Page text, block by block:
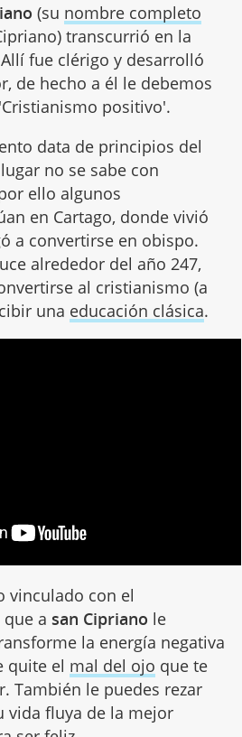
(su nombre completo
transcurrió en la
fue clérigo y desarrolló
de hecho a él le debemos
positivo'.
data de principios del
no se sabe con
ello algunos
en Cartago, donde vivió
a convertirse en obispo.
alrededor del año 247,
al cristianismo (a
una educación clásica.
vinculado con el
a san Cipriano le
la energía negativa
quite el mal del ojo que te
También le puedes rezar
vida fluya de la mejor